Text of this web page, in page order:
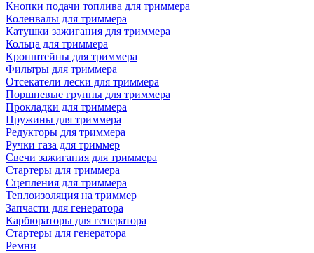
Кнопки подачи топлива для триммера
Коленвалы для триммера
Катушки зажигания для триммера
Кольца для триммера
Кронштейны для триммера
Фильтры для триммера
Отсекатели лески для триммера
Поршневые группы для триммера
Прокладки для триммера
Пружины для триммера
Редукторы для триммера
Ручки газа для триммер
Свечи зажигания для триммера
Стартеры для триммера
Сцепления для триммера
Теплоизоляция на триммер
Запчасти для генератора
Карбюраторы для генератора
Стартеры для генератора
Ремни